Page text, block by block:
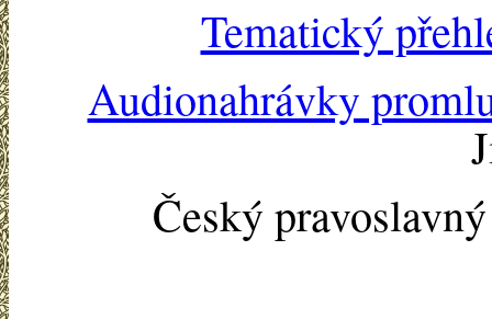
Tematický
Audionahrávky
Český